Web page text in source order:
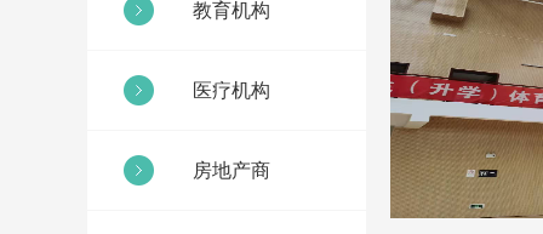
教育机构
医疗机构
房地产商